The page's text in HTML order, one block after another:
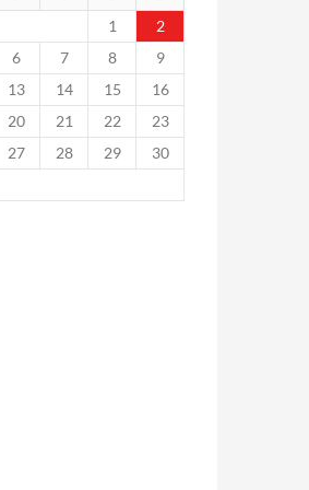
1
2
6 7 8
9
13 14 15
16
20 21 22
23
27 28 29
30